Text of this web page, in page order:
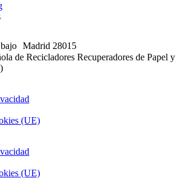
Madrid 28015
de Recicladores Recuperadores de Papel y
(UE)
(UE)